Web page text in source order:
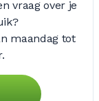
vraag over je
maandag tot